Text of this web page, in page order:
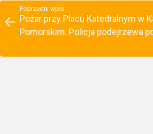
Poprzedni wpis
Pożar przy Placu Katedralnym w
Pomorskim. Policja podejrzewa